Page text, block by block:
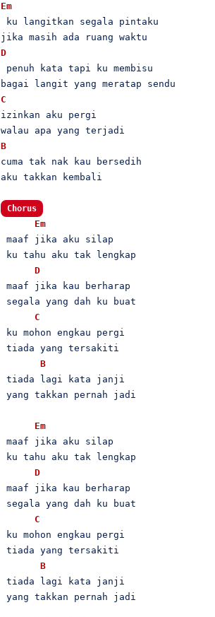
Em
ku langitkan segala pintaku
D
penuh kata tapi ku membisu
C
izinkan aku pergi
B
cuma tak nak kau bersedih
aku takkan kembali
Chorus
Em
maaf jika aku silap
ku tahu aku tak lengkap
D
maaf jika kau berharap
segala yang dah ku buat
C
ku mohon engkau pergi
tiada yang tersakiti
B
tiada lagi kata janji
yang takkan pernah jadi
Em
maaf jika aku silap
ku tahu aku tak lengkap
D
maaf jika kau berharap
segala yang dah ku buat
C
ku mohon engkau pergi
tiada yang tersakiti
B
tiada lagi kata janji
yang takkan pernah jadi